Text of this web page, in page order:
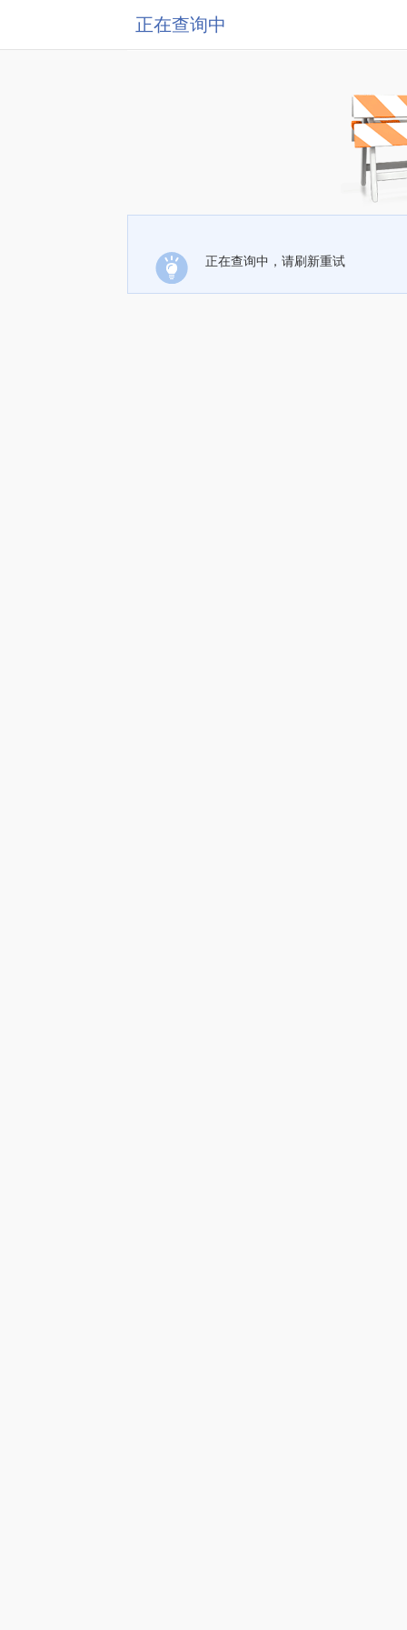
正在查询中
正在查询中，请刷新重试